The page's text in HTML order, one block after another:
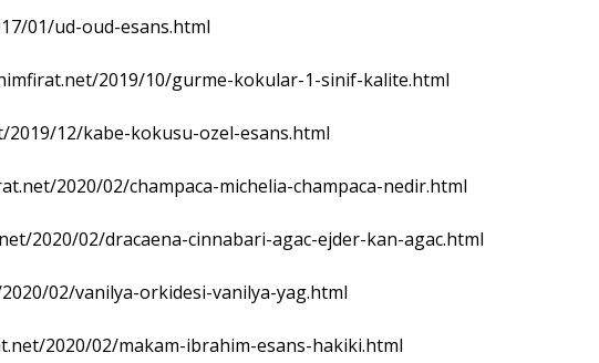
01/ud-oud-esans.html
2019/10/gurme-kokular-1-sinif-kalite.html
2019/12/kabe-kokusu-ozel-esans.html
2020/02/champaca-michelia-champaca-nedir.html
2020/02/dracaena-cinnabari-agac-ejder-kan-agac.html
02/vanilya-orkidesi-vanilya-yag.html
2020/02/makam-ibrahim-esans-hakiki.html